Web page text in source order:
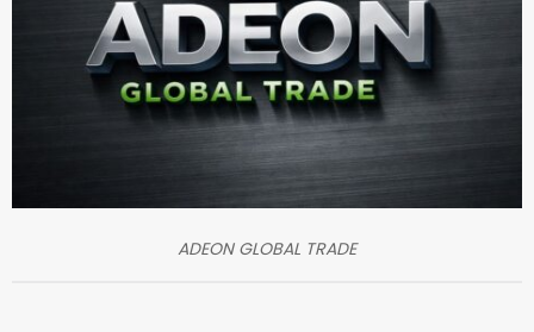
ADEON GLOBAL TRADE